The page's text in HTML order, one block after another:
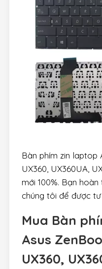
Bàn phím zin laptop
UX360, UX360UA,
mới 100%. Bạn
chúng tôi để được
Mua Bàn
Asus
UX360,